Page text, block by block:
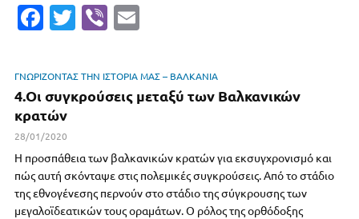
Fa
e
b
o
o
k
T
it
te
Vi
er ai
l
ΓΝΩΡΙΖΟΝΤΑΣ ΤΗΝ ΙΣΤΟΡΙΑ ΜΑΣ – ΒΑΛΚΑΝΙΑ
4.Οι συγκρούσεις μεταξύ των Βαλκανικών
κρατών
28/01/2020
Η προσπάθεια των βαλκανικών κρατών για εκσυγχρονισμό και
πώς αυτή σκόνταψε στις πολεμικές συγκρούσεις. Από το στάδιο
της εθνογένεσης περνούν στο στάδιο της σύγκρουσης των
μεγαλοϊδεατικών τους οραμάτων. Ο ρόλος της ορθόδοξης